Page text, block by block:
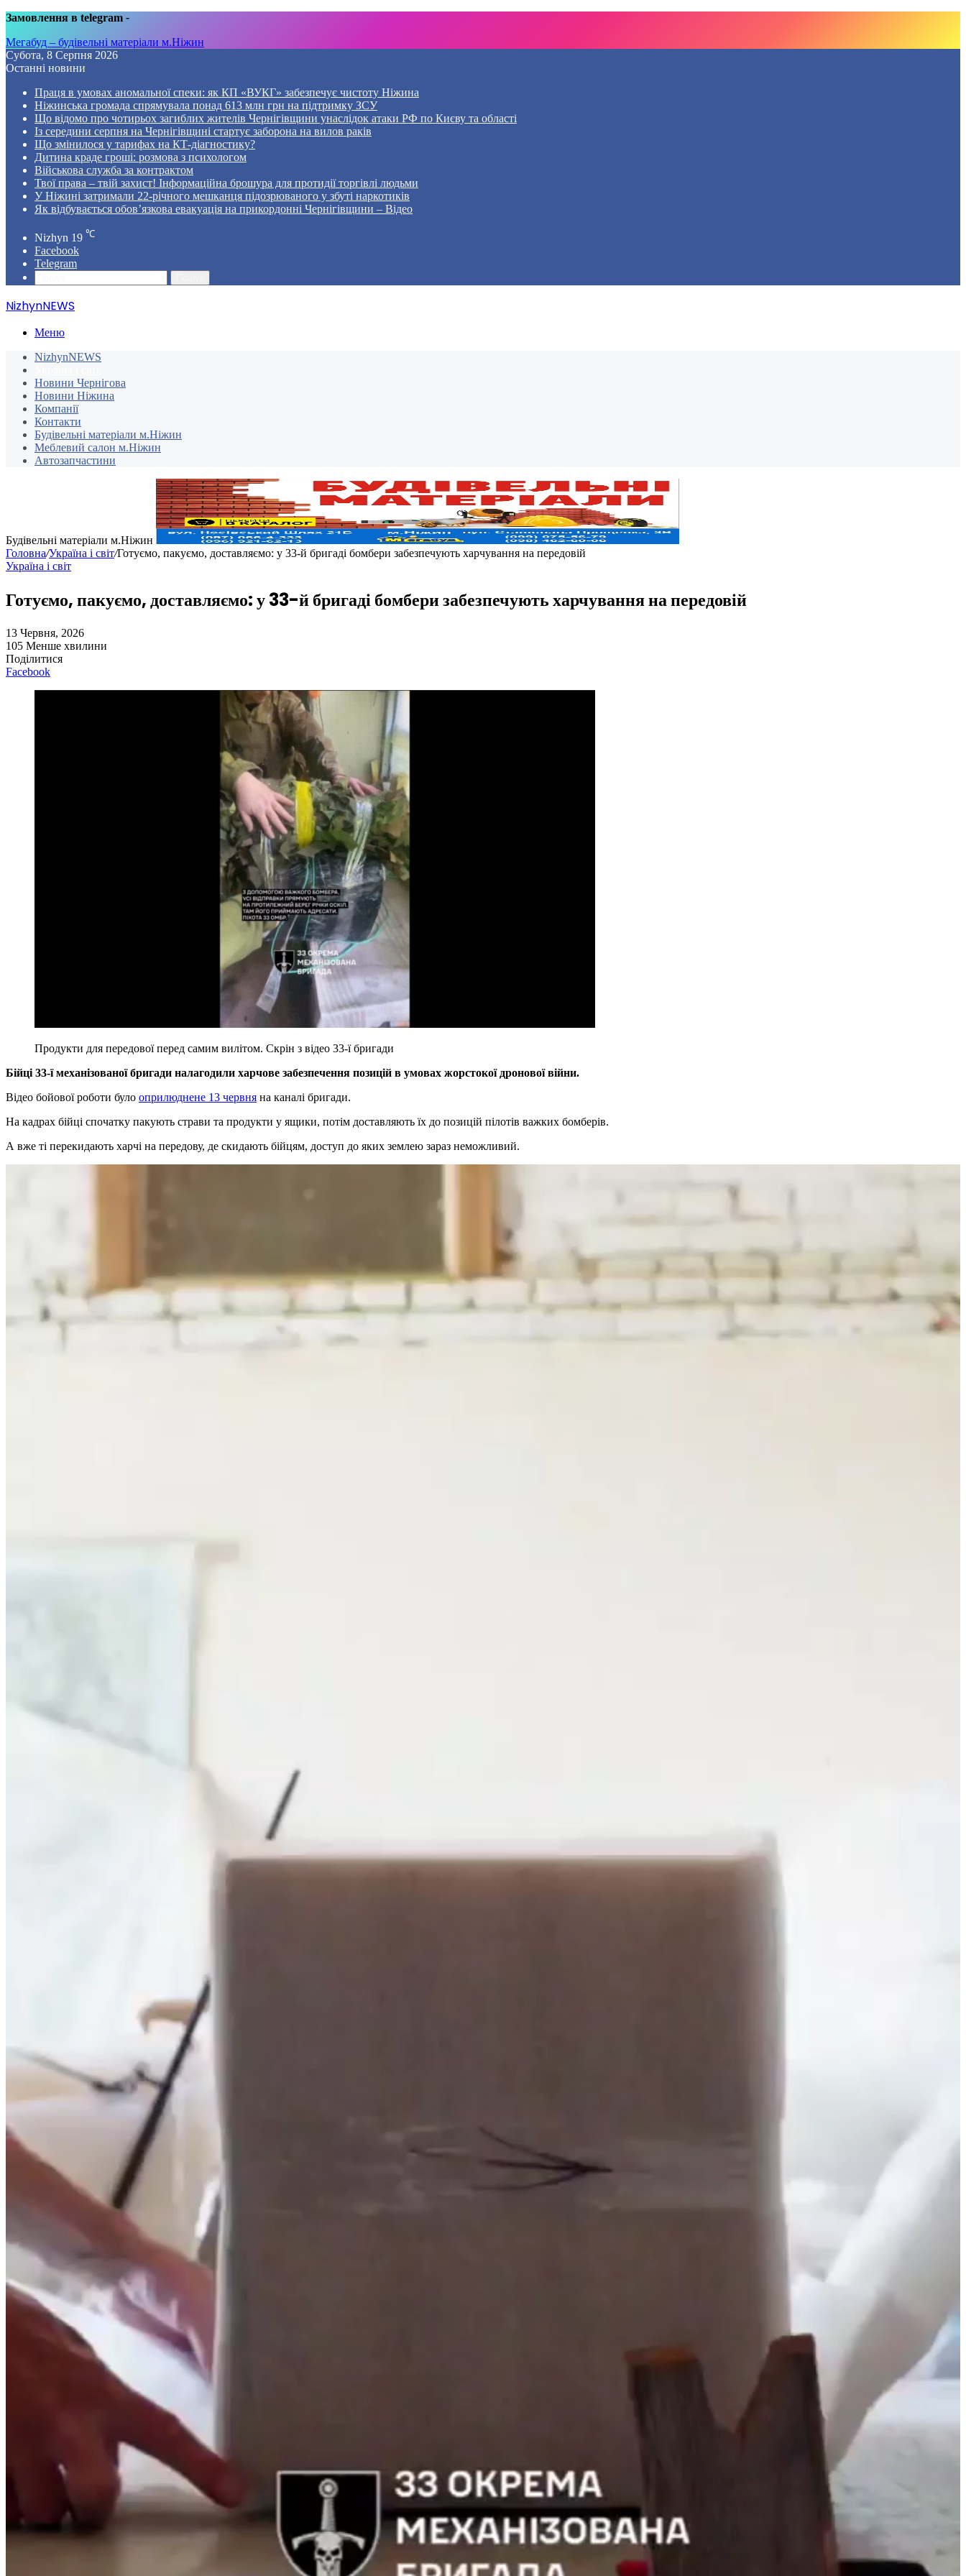
Замовлення в telegram -
Мегабуд – будівельні матеріали м.Ніжин
Субота, 8 Серпня 2026
Останні новини
Праця в умовах аномальної спеки: як КП «ВУКГ» забезпечує чистоту Ніжина
Ніжинська громада спрямувала понад 613 млн грн на підтримку ЗСУ
Що відомо про чотирьох загиблих жителів Чернігівщини унаслідок атаки РФ по Києву та області
Із середини серпня на Чернігівщині стартує заборона на вилов раків
Що змінилося у тарифах на КТ-діагностику?
Дитина краде гроші: розмова з психологом
Військова служба за контрактом
Твої права – твій захист! Інформаційна брошура для протидії торгівлі людьми
У Ніжині затримали 22-річного мешканця підозрюваного у збуті наркотиків
Як відбувається обов’язкова евакуація на прикордонні Чернігівщини – Відео
Nizhyn 19 ℃
Facebook
Telegram
NizhynNEWS
Меню
NizhynNEWS
Новини Чернігова
Новини Ніжина
Компанії
Контакти
Будівельні матеріали м.Ніжин
Меблевий салон м.Ніжин
Автозапчастини
Будівельні матеріали м.Ніжин
Головна/Україна і світ/Готуємо, пакуємо, доставляємо: у 33-й бригаді бомбери забезпечують харчування на передовій
Україна і світ
Готуємо, пакуємо, доставляємо: у 33-й бригаді бомбери забезпечують харчування на передовій
13 Червня, 2026
105 Менше хвилини
Поділитися
Facebook
Продукти для передової перед самим вилітом. Скрін з відео 33-ї бригади
Бійці 33-ї механізованої бригади налагодили харчове забезпечення позицій в умовах жорстокої дронової війни.
Відео бойової роботи було оприлюднене 13 червня на каналі бригади.
На кадрах бійці спочатку пакують страви та продукти у ящики, потім доставляють їх до позицій пілотів важких бомберів.
А вже ті перекидають харчі на передову, де скидають бійцям, доступ до яких землею зараз неможливий.